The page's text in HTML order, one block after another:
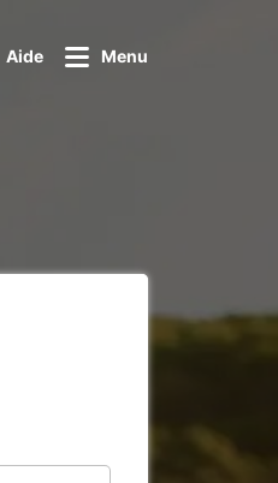
Aide Menu